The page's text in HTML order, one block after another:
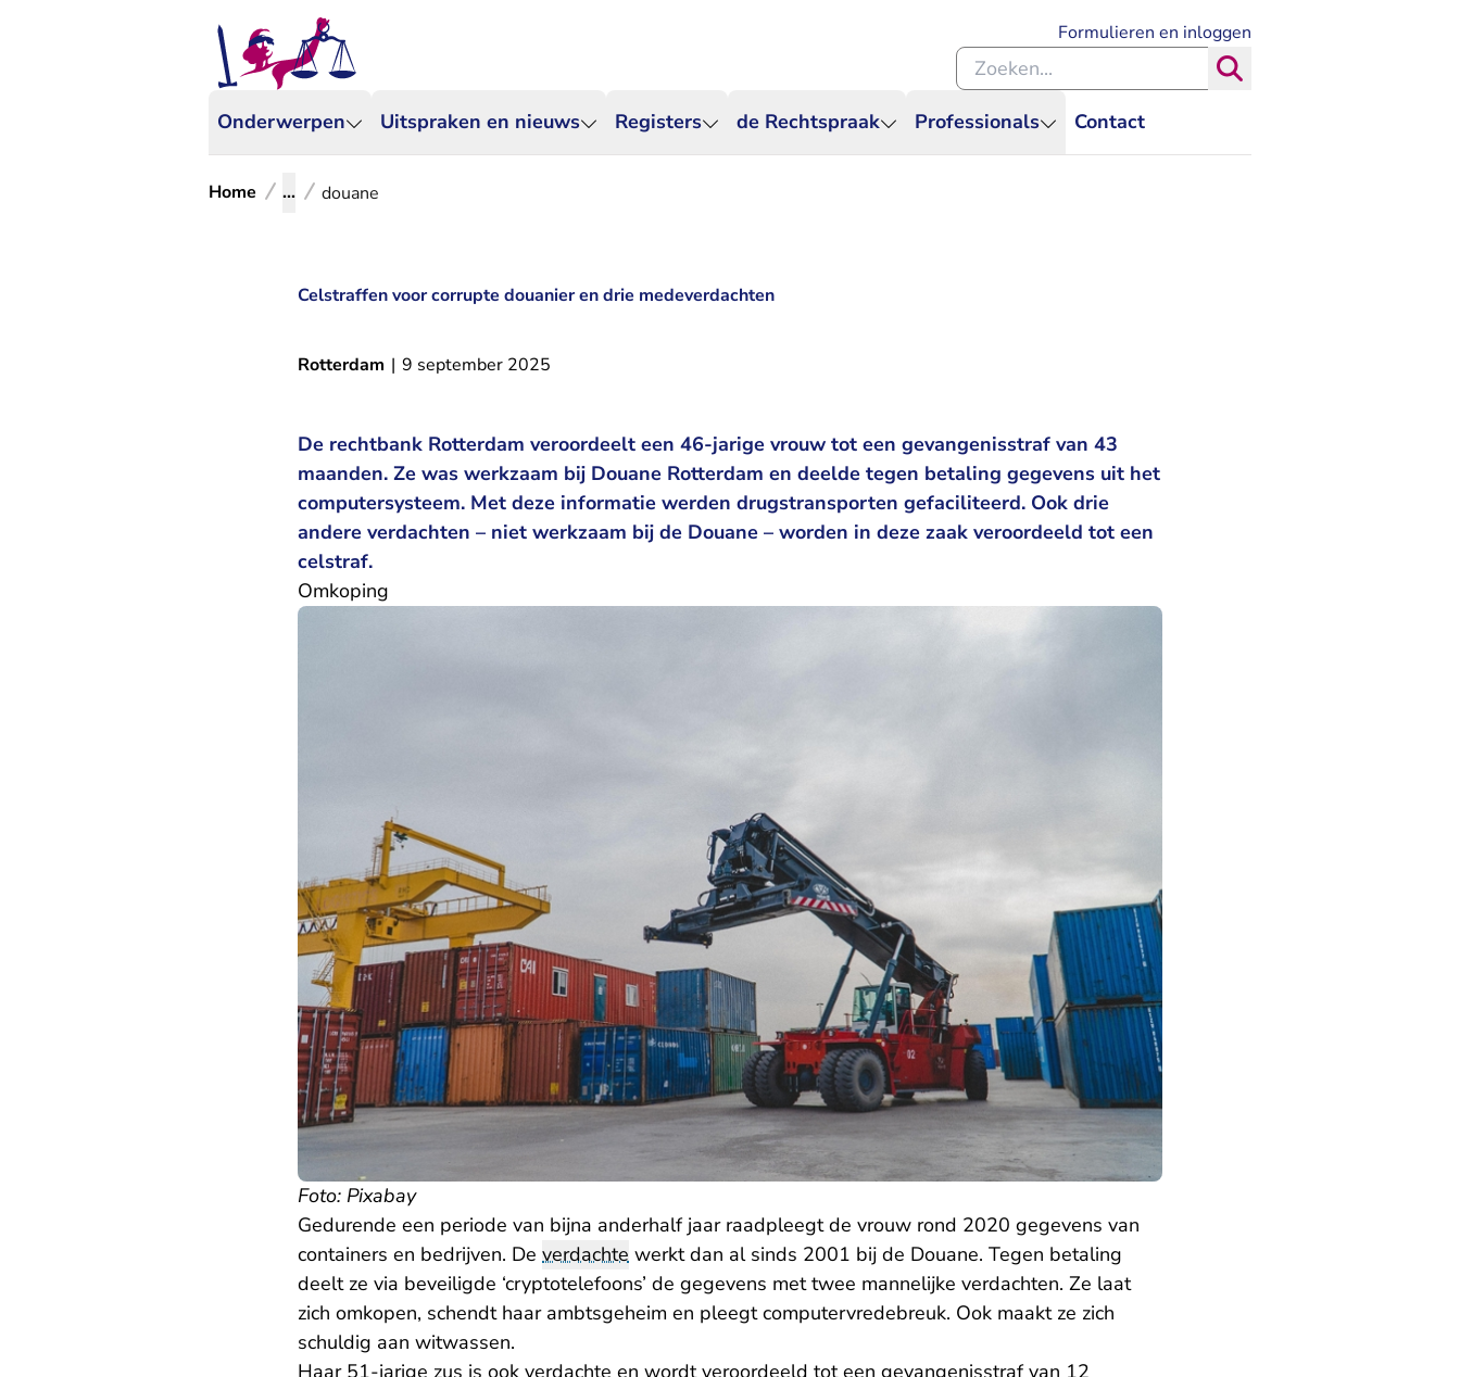
Onderwerpen Uitspraken en nieuws Registers de Rechtspraak Professionals Contact
Formulieren en inloggen
Zoeken binnen de Rechtspraak
Home ... douane
Celstraffen voor corrupte douanier en drie medeverdachten
Rotterdam | 9 september 2025
De rechtbank Rotterdam veroordeelt een 46-jarige vrouw tot een gevangenisstraf van 43
maanden. Ze was werkzaam bij Douane Rotterdam en deelde tegen betaling gegevens uit het
computersysteem. Met deze informatie werden drugstransporten gefaciliteerd. Ook drie
andere verdachten – niet werkzaam bij de Douane – worden in deze zaak veroordeeld tot een
celstraf.
Omkoping
Foto: Pixabay
Gedurende een periode van bijna anderhalf jaar raadpleegt de vrouw rond 2020 gegevens van
containers en bedrijven. De verdachte werkt dan al sinds 2001 bij de Douane. Tegen betaling
deelt ze via beveiligde ‘cryptotelefoons’ de gegevens met twee mannelijke verdachten. Ze laat
zich omkopen, schendt haar ambtsgeheim en pleegt computervredebreuk. Ook maakt ze zich
schuldig aan witwassen.